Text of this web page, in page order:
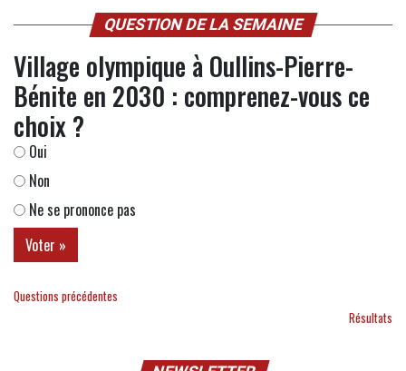
QUESTION DE LA SEMAINE
Village olympique à Oullins-Pierre-
Bénite en 2030 : comprenez-vous ce
choix ?
Oui
Non
Ne se prononce pas
Questions précédentes
Résultats